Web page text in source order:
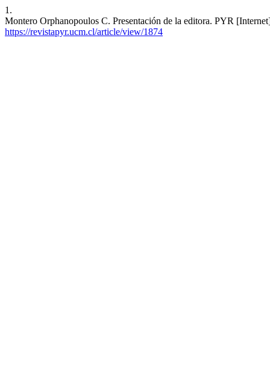
1.
Montero Orphanopoulos C. Presentación de la editora. PYR
https://revistapyr.ucm.cl/article/view/1874